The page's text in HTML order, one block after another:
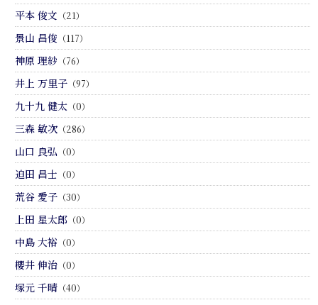
平本 俊文 （21）
景山 昌俊 （117）
神原 理紗 （76）
井上 万里子 （97）
九十九 健太 （0）
三森 敏次 （286）
山口 良弘 （0）
迫田 昌士 （0）
荒谷 愛子 （30）
上田 星太郎 （0）
中島 大裕 （0）
櫻井 伸治 （0）
塚元 千晴 （40）